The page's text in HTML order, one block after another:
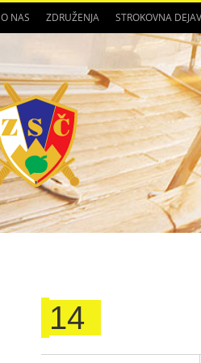
O NAS ZDRUŽENJA STROKOVNA
14